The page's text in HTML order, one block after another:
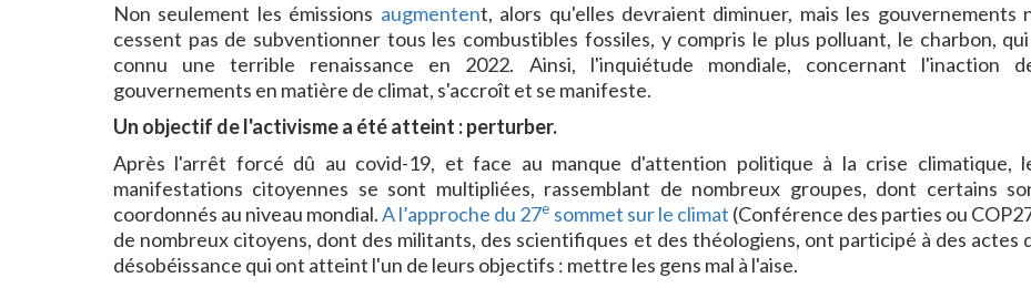
Non seulement les émissions augmentent, alors qu'elles devraient diminuer, mais les gouvernements
cessent pas de subventionner tous les combustibles fossiles, y compris le plus polluant, le charbon,
connu une terrible renaissance en 2022. Ainsi, l'inquiétude mondiale, concernant l'inaction
gouvernements en matière de climat, s'accroît et se manifeste.
Un objectif de l'activisme a été atteint : perturber.
Après l'arrêt forcé dû au covid-19, et face au manque d'attention politique à la crise climatique,
manifestations citoyennes se sont multipliées, rassemblant de nombreux groupes, dont certains
coordonnés au niveau mondial.A l’approche du 27e sommet sur le climat (Conférence des parties ou
de nombreux citoyens, dont des militants, des scientifiques et des théologiens, ont participé à des actes
désobéissance qui ont atteint l'un de leurs objectifs : mettre les gens mal à l'aise.